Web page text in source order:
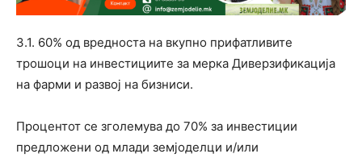
3.1. 60% од вредноста на вкупно прифатливите
трошоци на инвестициите за мерка Диверзификација
на фарми и развој на бизниси.
Процентот се зголемува до 70% за инвестиции
предложени од млади земјоделци и/или